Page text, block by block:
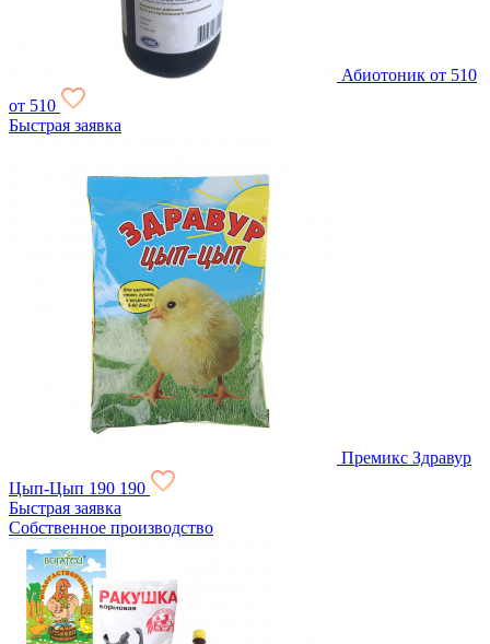
Абиотоник от 510
от 510
Быстрая заявка
Премикс Здравур
Цып-Цып 190 190
Быстрая заявка
Собственное производство